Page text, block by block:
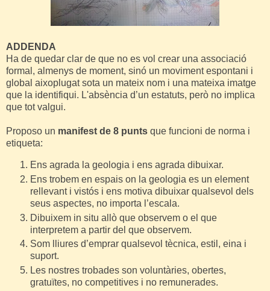
ADDENDA
Ha de quedar clar de que no es vol crear una associació
formal, almenys de moment, sinó un moviment espontani i
global aixoplugat sota un mateix nom i una mateixa imatge
que la identifiqui. L'absència d’un estatuts, però no implica
que tot valgui.
Proposo un manifest de 8 punts que funcioni de norma i
etiqueta:
Ens agrada la geologia i ens agrada dibuixar.
Ens trobem en espais on la geologia es un element
rellevant i vistós i ens motiva dibuixar qualsevol dels
seus aspectes, no importa l’escala.
Dibuixem in situ allò que observem o el que
interpretem a partir del que observem.
Som lliures d’emprar qualsevol tècnica, estil, eina i
suport.
Les nostres trobades son voluntàries, obertes,
gratuïtes, no competitives i no remunerades.